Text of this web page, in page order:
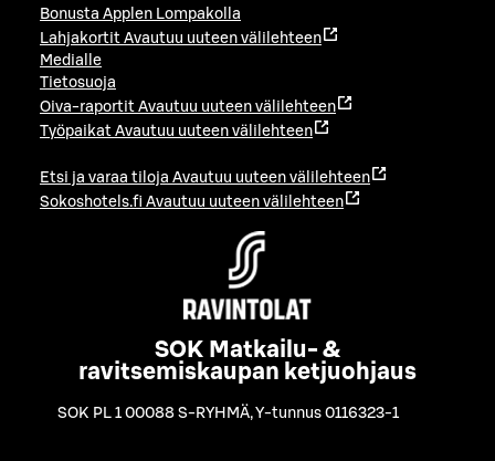
Bonusta Applen Lompakolla
Lahjakortit Avautuu uuteen välilehteen
Medialle
Tietosuoja
Oiva-raportit Avautuu uuteen välilehteen
Työpaikat Avautuu uuteen välilehteen
Etsi ja varaa tiloja Avautuu uuteen välilehteen
Sokoshotels.fi Avautuu uuteen välilehteen
SOK Matkailu- &
ravitsemiskaupan ketjuohjaus
SOK PL 1 00088 S-RYHMÄ,Y-tunnus 0116323-1